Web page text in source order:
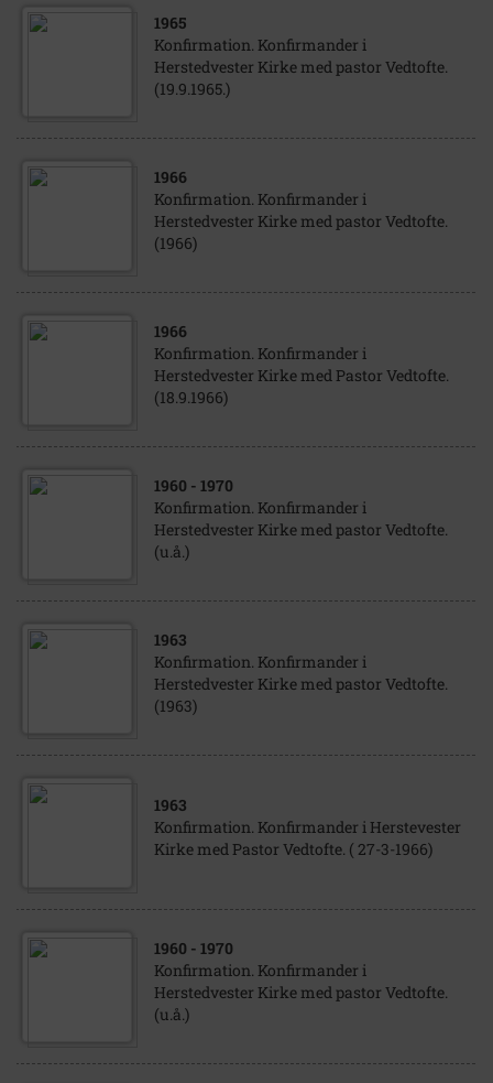
1965
Konfirmation. Konfirmander i
Herstedvester Kirke med pastor Vedtofte.
(19.9.1965.)
1966
Konfirmation. Konfirmander i
Herstedvester Kirke med pastor Vedtofte.
(1966)
1966
Konfirmation. Konfirmander i
Herstedvester Kirke med Pastor Vedtofte.
(18.9.1966)
1960 - 1970
Konfirmation. Konfirmander i
Herstedvester Kirke med pastor Vedtofte.
(u.å.)
1963
Konfirmation. Konfirmander i
Herstedvester Kirke med pastor Vedtofte.
(1963)
1963
Konfirmation. Konfirmander i Herstevester
Kirke med Pastor Vedtofte. ( 27-3-1966)
1960 - 1970
Konfirmation. Konfirmander i
Herstedvester Kirke med pastor Vedtofte.
(u.å.)